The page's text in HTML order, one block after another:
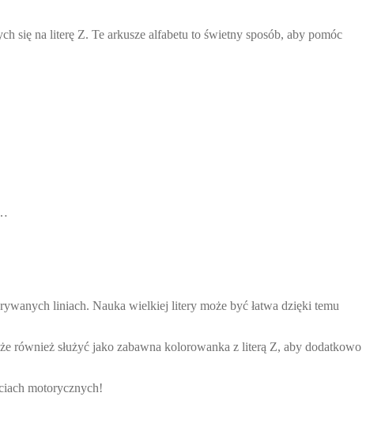
się na literę Z. Te arkusze alfabetu to świetny sposób, aby pomóc
liniach. Nauka wielkiej litery może być łatwa dzięki temu
również służyć jako zabawna kolorowanka z literą Z, aby dodatkowo
motorycznych!